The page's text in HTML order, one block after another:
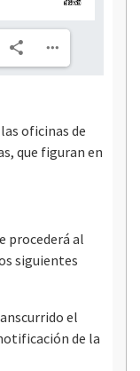
oficinas de
que figuran en
procederá al
siguientes
el
de la